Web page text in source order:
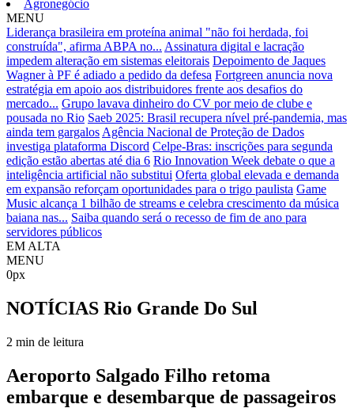
Agronegócio
MENU
Liderança brasileira em proteína animal "não foi herdada, foi
construída", afirma ABPA no... Assinatura digital e lacração
impedem alteração em sistemas eleitorais Depoimento de Jaques
Wagner à PF é adiado a pedido da defesa Fortgreen anuncia nova
estratégia em apoio aos distribuidores frente aos desafios do
mercado... Grupo lavava dinheiro do CV por meio de clube e
pousada no Rio Saeb 2025: Brasil recupera nível pré-pandemia, mas
ainda tem gargalos Agência Nacional de Proteção de Dados
investiga plataforma Discord Celpe-Bras: inscrições para segunda
edição estão abertas até dia 6 Rio Innovation Week debate o que a
inteligência artificial não substitui Oferta global elevada e demanda
em expansão reforçam oportunidades para o trigo paulista Game
Music alcança 1 bilhão de streams e celebra crescimento da música
baiana nas... Saiba quando será o recesso de fim de ano para
servidores públicos
EM ALTA
MENU
0px
NOTÍCIAS Rio Grande Do Sul
2 min de leitura
Aeroporto Salgado Filho retoma
embarque e desembarque de passageiros